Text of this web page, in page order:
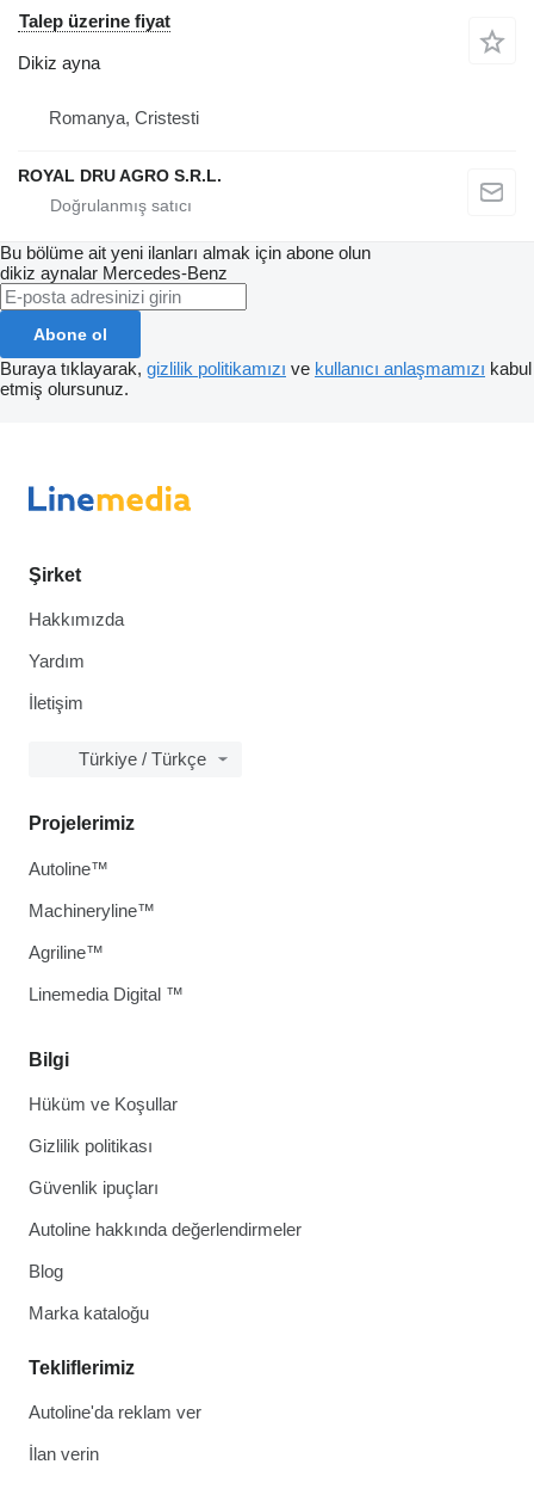
Talep üzerine fiyat
Dikiz ayna
Romanya, Cristesti
ROYAL DRU AGRO S.R.L.
Bu bölüme ait yeni ilanları almak için abone olun
dikiz aynalar Mercedes-Benz
Abone ol
Buraya tıklayarak, gizlilik politikamızı ve kullanıcı anlaşmamızı kabul
etmiş olursunuz.
Şirket
Hakkımızda
Yardım
İletişim
Türkiye / Türkçe
Bilgi
Hüküm ve Koşullar
Gizlilik politikası
Güvenlik ipuçları
Autoline hakkında değerlendirmeler
Blog
Marka kataloğu
Tekliflerimiz
Autoline'da reklam ver
İlan verin
Projelerimiz
Autoline™
Machineryline™
Agriline™
Linemedia Digital ™